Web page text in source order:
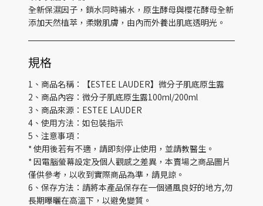
全新保濕因子，鎖水同時補水，原生酵母與櫻花酵母全新
添加天然植萃，柔嫩肌膚，由內而外養出肌底透明光。
規格
1、商品名稱：【ESTEE LAUDER】微分子肌底原生露
2、商品內容：微分子肌底原生露100ml/200ml
3、商品來源：ESTEE LAUDER
4、使用方法：如包裝指示
5、注意事項：
* 使用後若有不適，請即刻停止使用，並請教醫生。
* 因電腦螢幕設定及個人觀感之差異，本賣場之商品圖片
僅供參考，以收到實際商品為準，請見諒。
6、保存方法：請將本產品保存在一個通風良好的地方,勿
長期曝曬在高溫下，以避免變質。